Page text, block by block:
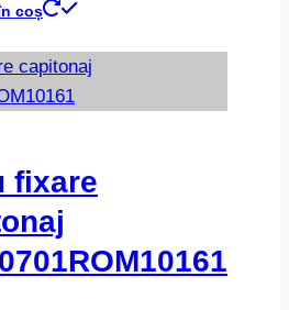
coș
fixare